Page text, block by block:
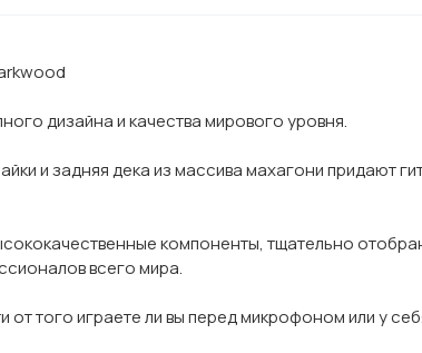
дизайна и качества мирового уровня.
и задняя дека из массива махагони придают
компоненты, тщательно
всего мира.
того играете ли вы перед микрофоном или у